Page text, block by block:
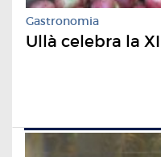
Gastronomia
Ullà celebra la